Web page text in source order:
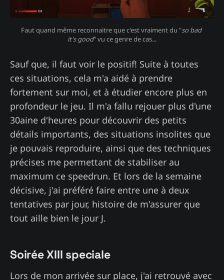
Faut quand même reconnaitre que c'est vraiment du "so bad
it's good" vu ce genre de cas...
Sauf que, il faut voir le positif! Suite à toutes
ces situations, cela m'a aidé à prendre
fortement sur moi, et à étudier encore plus en
profondeur le jeu. Il m'a fallu rejouer plus d'une
30aine d'heures pour découvrir des petits
détails importants, des situations insolites que
je pouvais reproduire, ainsi que des techniques
précises me permettant de stabiliser au
maximum ce speedrun. Et lors de la semaine
décisive, j'ai préféré faire entre une à deux
tentatives par jour, histoire de m'assurer que
tout aille bien le jour J.
Soirée XIII speciale
Lors de mon arrivée sur place, j'ai retrouvé avec